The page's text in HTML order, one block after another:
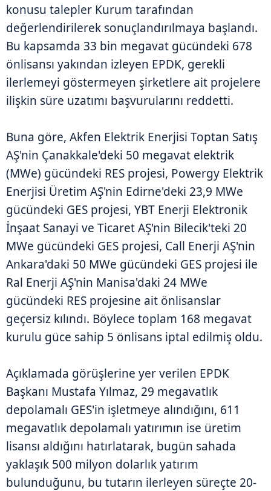
konusu talepler Kurum tarafından
değerlendirilerek sonuçlandırılmaya başlandı.
Bu kapsamda 33 bin megavat gücündeki 678
önlisansı yakından izleyen EPDK, gerekli
ilerlemeyi göstermeyen şirketlere ait projelere
ilişkin süre uzatımı başvurularını reddetti.
Buna göre, Akfen Elektrik Enerjisi Toptan Satış
AŞ'nin Çanakkale'deki 50 megavat elektrik
(MWe) gücündeki RES projesi, Powergy Elektrik
Enerjisi Üretim AŞ'nin Edirne'deki 23,9 MWe
gücündeki GES projesi, YBT Enerji Elektronik
İnşaat Sanayi ve Ticaret AŞ'nin Bilecik'teki 20
MWe gücündeki GES projesi, Call Enerji AŞ'nin
Ankara'daki 50 MWe gücündeki GES projesi ile
Ral Enerji AŞ'nin Manisa'daki 24 MWe
gücündeki RES projesine ait önlisanslar
geçersiz kılındı. Böylece toplam 168 megavat
kurulu güce sahip 5 önlisans iptal edilmiş oldu.
Açıklamada görüşlerine yer verilen EPDK
Başkanı Mustafa Yılmaz, 29 megavatlık
depolamalı GES'in işletmeye alındığını, 611
megavatlık depolamalı yatırımın ise üretim
lisansı aldığını hatırlatarak, bugün sahada
yaklaşık 500 milyon dolarlık yatırım
bulunduğunu, bu tutarın ilerleyen süreçte 20-